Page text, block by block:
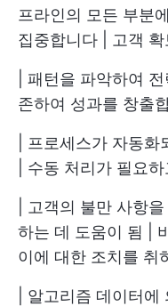
프라인의 모든 부분
집중합니다 | 고객
| 패턴을 파악하여
존하여 성과를 창출
| 프로세스가 자동
| 수동 처리가 필요
| 고객의 불만 사항
하는 데 도움이 됨 |
이에 대한 조치를 취
| 알고리즘 데이터